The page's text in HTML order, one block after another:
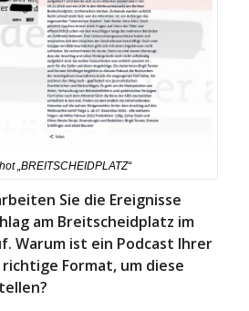
„BREITSCHEIDPLATZ“
Sie die Ereignisse
am Breitscheidplatz im
Warum ist ein Podcast Ihrer
Format, um diese